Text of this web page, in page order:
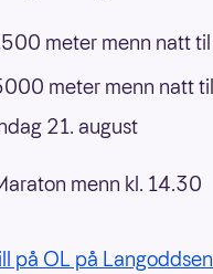
meter menn natt
meter menn natt
21. august
menn kl. 14.30
på OL på